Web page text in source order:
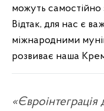
можуть самостійно
Відтак, для нас є
міжнародними
розвиває наша